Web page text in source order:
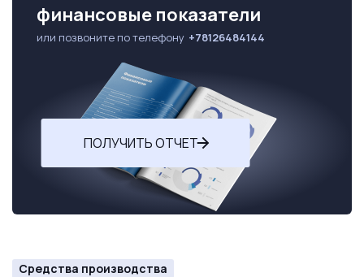
финансовые показатели
или позвоните по телефону +78126484144
ПОЛУЧИТЬ ОТЧЕТ
Средства производства